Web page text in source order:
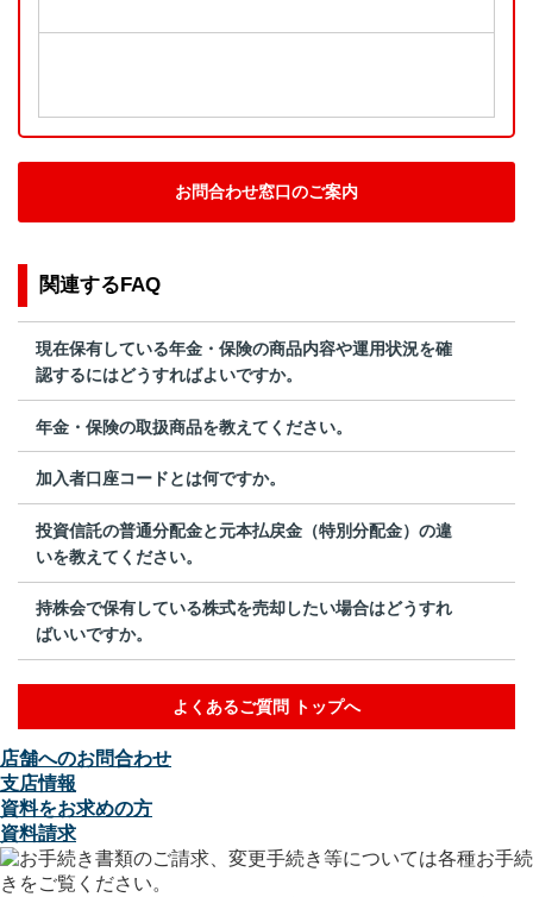
お問合わせ窓口のご案内
関連するFAQ
現在保有している年金・保険の商品内容や運用状況を確
認するにはどうすればよいですか。
年金・保険の取扱商品を教えてください。
加入者口座コードとは何ですか。
投資信託の普通分配金と元本払戻金（特別分配金）の違
いを教えてください。
持株会で保有している株式を売却したい場合はどうすれ
ばいいですか。
よくあるご質問 トップへ
店舗へのお問合わせ
支店情報
資料をお求めの方
資料請求